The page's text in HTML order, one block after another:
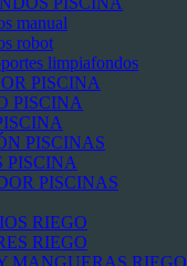
manual
robot
limpiafondos
PISCINA
PISCINA
PISCINAS
PISCINA
PISCINAS
RIEGO
RIEGO